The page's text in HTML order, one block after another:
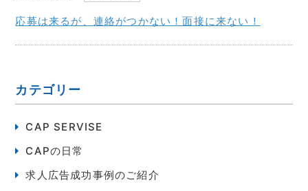
応募は来るが、連絡がつかない！面接に来ない！
カテゴリー
CAP SERVISE
CAPの日常
求人広告成功事例のご紹介